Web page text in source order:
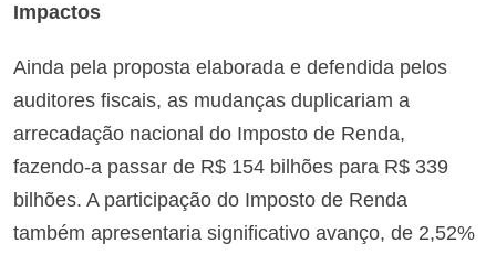
Impactos
Ainda pela proposta elaborada e defendida pelos
auditores fiscais, as mudanças duplicariam a
arrecadação nacional do Imposto de Renda,
fazendo-a passar de R$ 154 bilhões para R$ 339
bilhões. A participação do Imposto de Renda
também apresentaria significativo avanço, de 2,52%